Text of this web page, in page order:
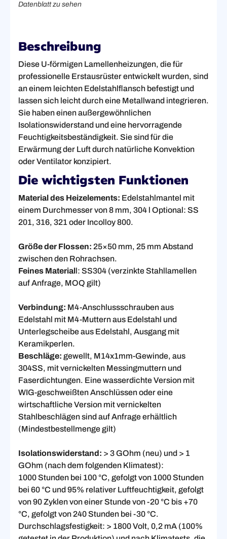
Datenblatt zu sehen
Beschreibung
Diese U-förmigen Lamellenheizungen, die für
professionelle Erstausrüster entwickelt wurden, sind
an einem leichten Edelstahlflansch befestigt und
lassen sich leicht durch eine Metallwand integrieren.
Sie haben einen außergewöhnlichen
Isolationswiderstand und eine hervorragende
Feuchtigkeitsbeständigkeit. Sie sind für die
Erwärmung der Luft durch natürliche Konvektion
oder Ventilator konzipiert.
Die wichtigsten Funktionen
Material des Heizelements: Edelstahlmantel mit
einem Durchmesser von 8 mm, 304 l Optional: SS
201, 316, 321 oder Incolloy 800.
Größe der Flossen: 25×50 mm, 25 mm Abstand
zwischen den Rohrachsen.
Feines Material l: SS304 (verzinkte Stahllamellen
auf Anfrage, MOQ gilt)
Verbindung: M4-Anschlussschrauben aus
Edelstahl mit M4-Muttern aus Edelstahl und
Unterlegscheibe aus Edelstahl, Ausgang mit
Keramikperlen.
Beschläge: gewellt, M14x1mm-Gewinde, aus
304SS, mit vernickelten Messingmuttern und
Faserdichtungen. Eine wasserdichte Version mit
WIG-geschweißten Anschlüssen oder eine
wirtschaftliche Version mit vernickelten
Stahlbeschlägen sind auf Anfrage erhältlich
(Mindestbestellmenge gilt)
Isolationswiderstand: > 3 GOhm (neu) und > 1
GOhm (nach dem folgenden Klimatest):
1000 Stunden bei 100 °C, gefolgt von 1000 Stunden
bei 60 °C und 95% relativer Luftfeuchtigkeit, gefolgt
von 90 Zyklen von einer Stunde von -20 °C bis +70
°C, gefolgt von 240 Stunden bei -30 °C.
Durchschlagsfestigkeit: > 1800 Volt, 0,2 mA (100%